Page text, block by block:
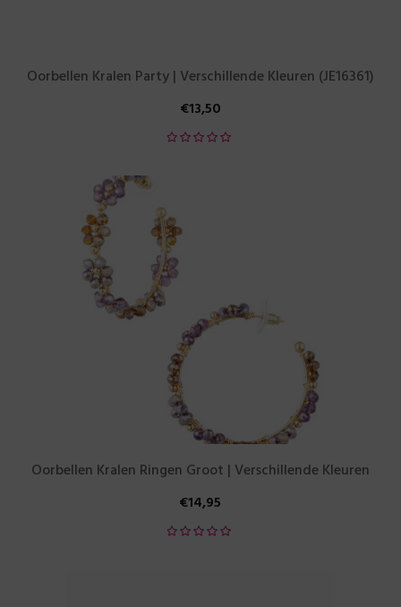
Oorbellen Kralen Party | Verschillende Kleuren (JE16361)
€13,50
Oorbellen Kralen Ringen Groot | Verschillende Kleuren
€14,95